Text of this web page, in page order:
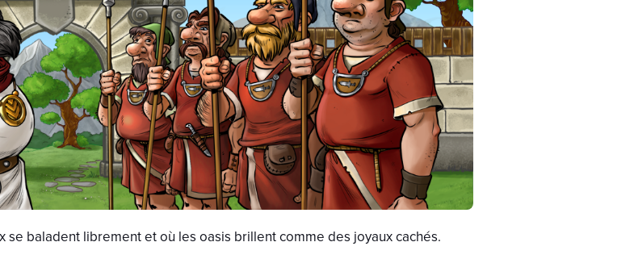
se baladent librement et où les oasis brillent comme des joyaux cachés.